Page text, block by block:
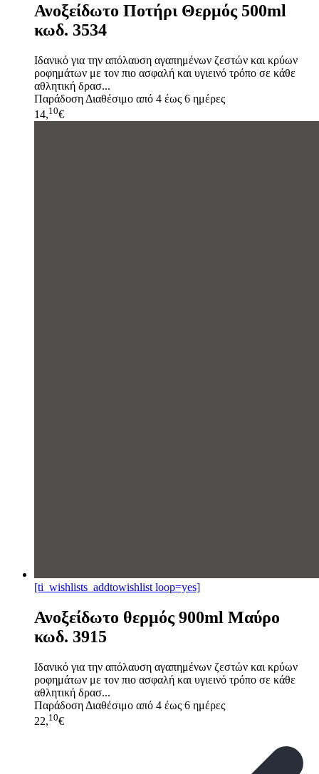
Ανοξείδωτο Ποτήρι Θερμός 500ml
κωδ. 3534
Ιδανικό για την απόλαυση αγαπημένων ζεστών και κρύων
ροφημάτων με τον πιο ασφαλή και υγιεινό τρόπο σε κάθε
αθλητική δρασ...
Παράδοση Διαθέσιμο από 4 έως 6 ημέρες
14,10€
[ti_wishlists_addtowishlist loop=yes]
Ανοξείδωτο θερμός 900ml Μαύρο
κωδ. 3915
Ιδανικό για την απόλαυση αγαπημένων ζεστών και κρύων
ροφημάτων με τον πιο ασφαλή και υγιεινό τρόπο σε κάθε
αθλητική δρασ...
Παράδοση Διαθέσιμο από 4 έως 6 ημέρες
22,10€